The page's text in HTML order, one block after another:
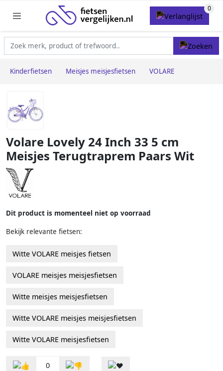
Kinderfietsen Meisjes meisjesfietsen VOLARE
Volare Lovely 24 Inch 33 5 cm
Meisjes Terugtraprem Paars Wit
Dit product is momenteel niet op voorraad
Bekijk relevante fietsen:
Witte VOLARE meisjes fietsen
VOLARE meisjes meisjesfietsen
Witte meisjes meisjesfietsen
Witte VOLARE meisjes meisjesfietsen
Witte VOLARE meisjesfietsen
0